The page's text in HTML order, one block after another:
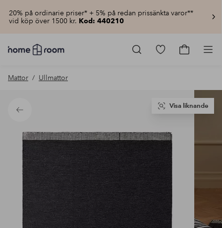
20% på ordinarie priser* + 5% på redan prissänkta varor**
vid köp över 1500 kr. Kod: 440210
Homeroom
–
hemmet
pris
Gå
Gå
Mattor Ullmattor
Tillbaka
Visa liknande